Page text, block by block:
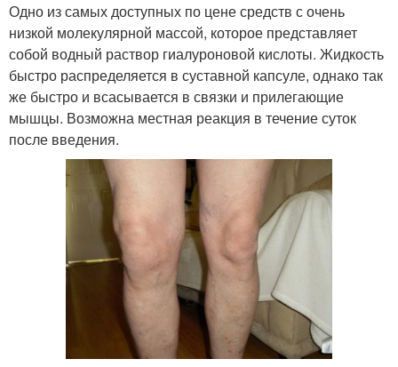
Одно из самых доступных по цене средств с очень
низкой молекулярной массой, которое представляет
собой водный раствор гиалуроновой кислоты. Жидкость
быстро распределяется в суставной капсуле, однако так
же быстро и всасывается в связки и прилегающие
мышцы. Возможна местная реакция в течение суток
после введения.